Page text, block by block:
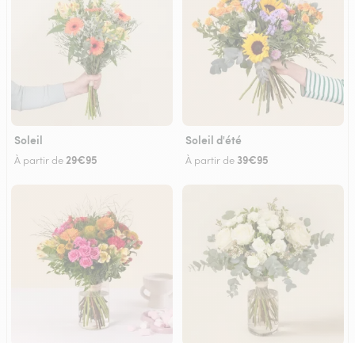
Soleil
À partir de 29€95
Soleil d'été
À partir de 39€95